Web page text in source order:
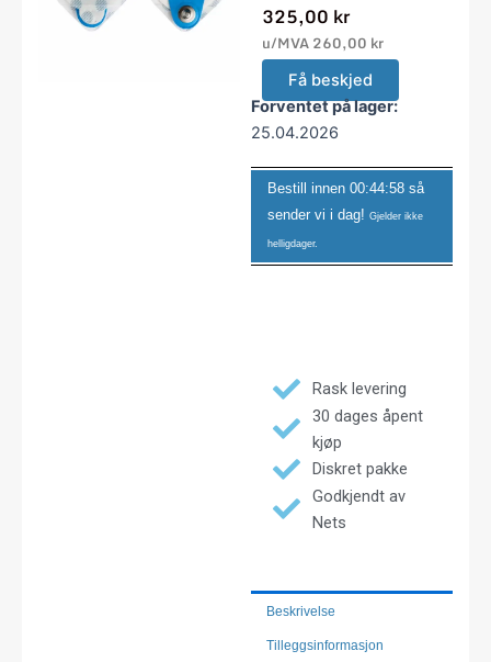
325,00 kr
u/MVA 260,00 kr
Forventet på lager:
25.04.2026
Bestill innen 00:44:57så
sender vi i dag! Gjelder ikke
helligdager.
Rask levering
30 dages åpent
kjøp
Diskret pakke
Godkjendt av
Nets
Beskrivelse
Tilleggsinformasjon